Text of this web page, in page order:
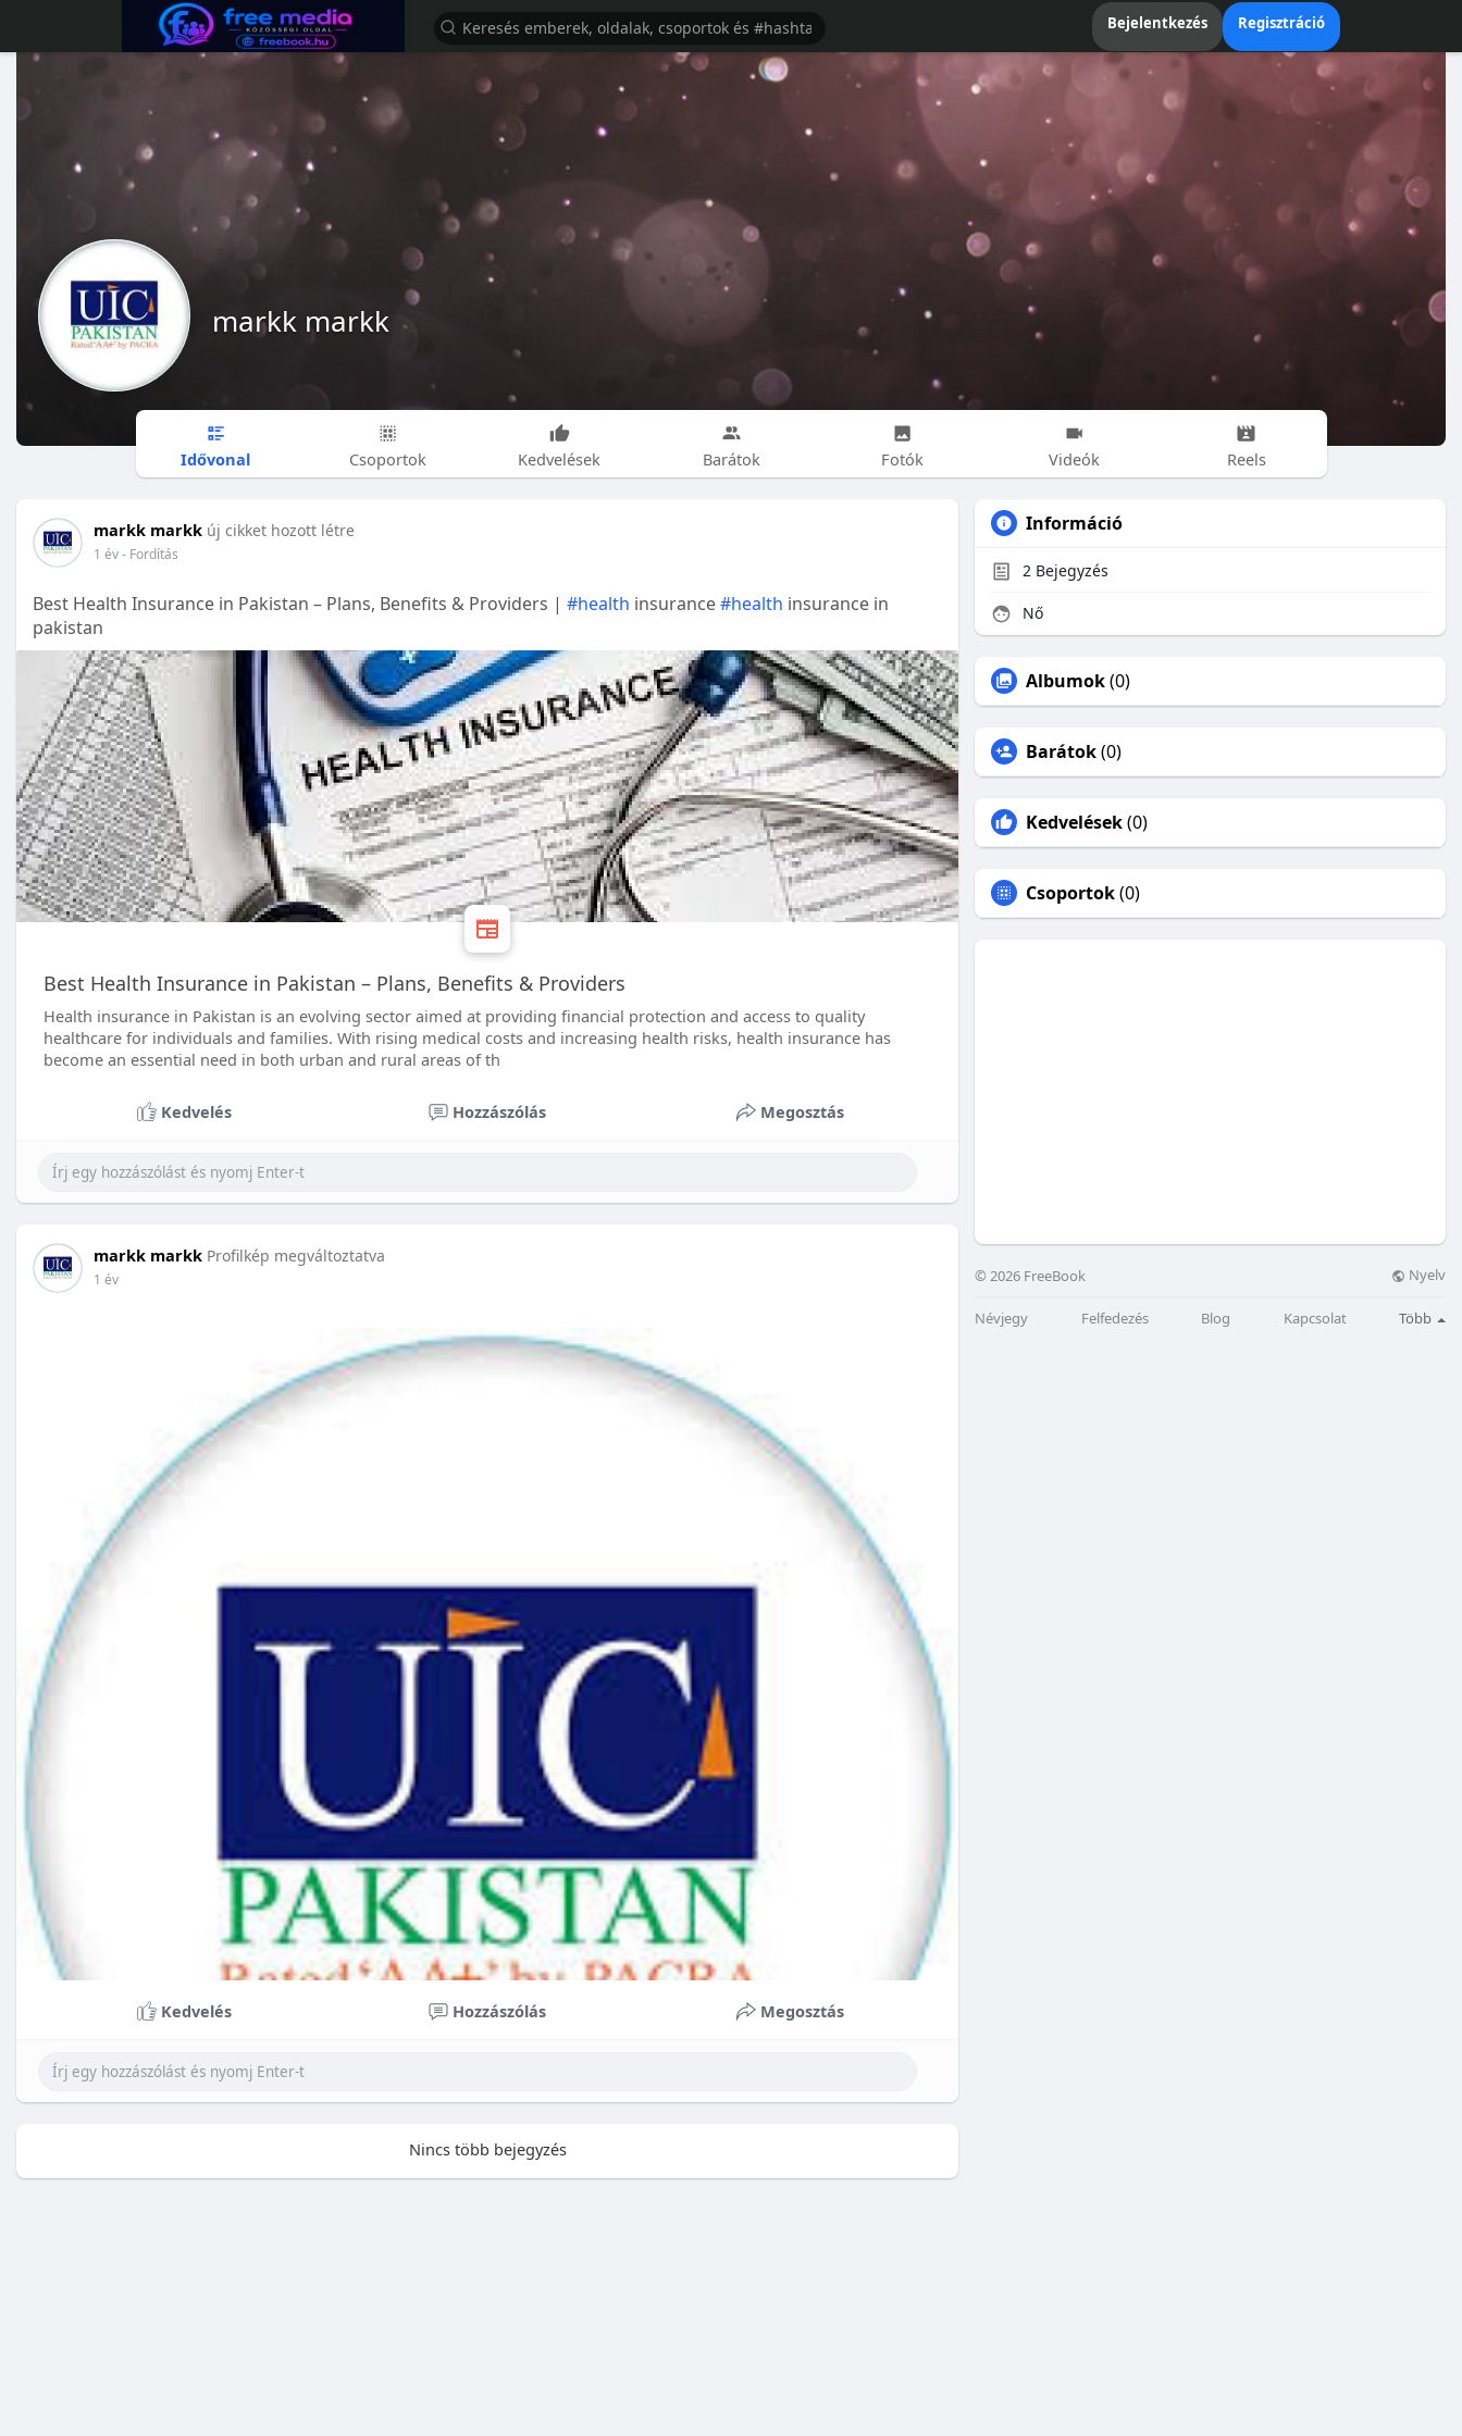
Bejelentkezés Regisztráció
markk markk
Idővonal Csoportok Kedvelések Barátok Fotók Videók Reels
markk markk új cikket hozott létre
1 év- Fordítás
Best Health Insurance in Pakistan – Plans, Benefits & Providers | #health insurance#health insurance in
pakistan
Best Health Insurance in Pakistan – Plans, Benefits & Providers
Health insurance in Pakistan is an evolving sector aimed at providing financial protection and access to quality
healthcare for individuals and families. With rising medical costs and increasing health risks, health insurance has
become an essential need in both urban and rural areas of th
Kedvelés Hozzászólás Megosztás
markk markk Profilkép megváltoztatva
1 év
Kedvelés Hozzászólás Megosztás
Nincs több bejegyzés
Információ
2 Bejegyzés
Nő
Albumok(0)
Barátok(0)
Kedvelések(0)
Csoportok(0)
© 2026 FreeBook Nyelv
Névjegy Felfedezés Blog Kapcsolat Több